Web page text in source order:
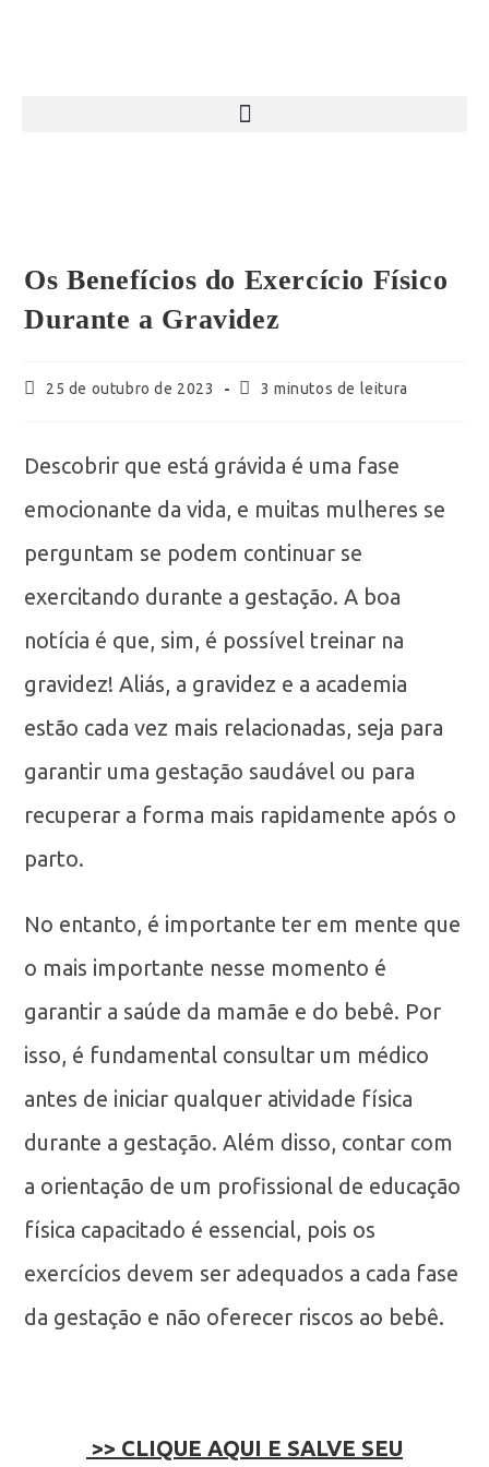
Os Benefícios do Exercício Físico
Durante a Gravidez
25 de outubro de 2023 3 minutos de leitura
Descobrir que está grávida é uma fase
emocionante da vida, e muitas mulheres se
perguntam se podem continuar se
exercitando durante a gestação. A boa
notícia é que, sim, é possível treinar na
gravidez! Aliás, a gravidez e a academia
estão cada vez mais relacionadas, seja para
garantir uma gestação saudável ou para
recuperar a forma mais rapidamente após o
parto.
No entanto, é importante ter em mente que
o mais importante nesse momento é
garantir a saúde da mamãe e do bebê. Por
isso, é fundamental consultar um médico
antes de iniciar qualquer atividade física
durante a gestação. Além disso, contar com
a orientação de um profissional de educação
física capacitado é essencial, pois os
exercícios devem ser adequados a cada fase
da gestação e não oferecer riscos ao bebê.
>> CLIQUE AQUI E SALVE SEU